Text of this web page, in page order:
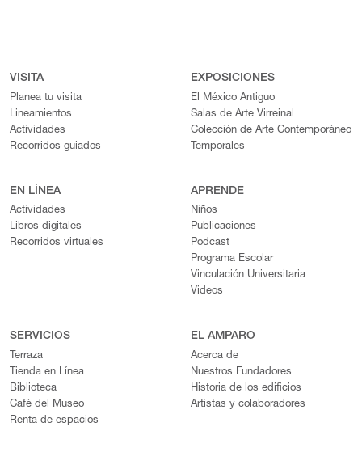
VISITA
Planea tu visita
Lineamientos
Actividades
Recorridos guiados
EXPOSICIONES
El México Antiguo
Salas de Arte Virreinal
Colección de Arte Contemporáneo
Temporales
EN LÍNEA
Actividades
Libros digitales
Recorridos virtuales
APRENDE
Niños
Publicaciones
Podcast
Programa Escolar
Vinculación Universitaria
Videos
SERVICIOS
Terraza
Tienda en Línea
Biblioteca
Café del Museo
Renta de espacios
EL AMPARO
Acerca de
Nuestros Fundadores
Historia de los edificios
Artistas y colaboradores